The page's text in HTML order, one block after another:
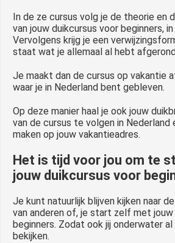
In de ze cursus volg je de theorie en
van jouw duikcursus voor beginners,
Vervolgens krijg je een
staat wat je allemaal al hebt
Je maakt dan de cursus op vakantie
waar je in Nederland bent gebleven.
Op deze manier haal je ook jouw
van de cursus te volgen in Nederland
maken op jouw vakantieadres.
Het is tijd voor jou om te
jouw duikcursus voor
Je kunt natuurlijk blijven kijken naar
van anderen of, je start zelf met jouw
beginners. Zodat ook jij onderwater
bekijken.